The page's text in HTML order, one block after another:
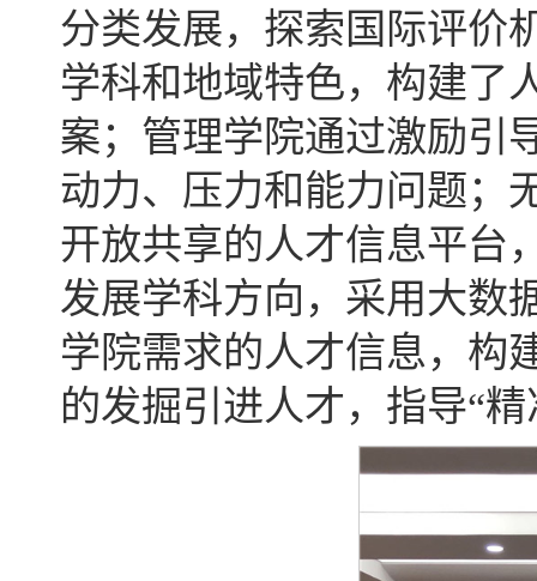
分类发展，探索国际评价
学科和地域特色，构建了
案；管理学院通过激励引
动力、压力和能力问题；
开放共享的人才信息平台
发展学科方向，采用大数
学院需求的人才信息，构
的发掘引进人才，指导“